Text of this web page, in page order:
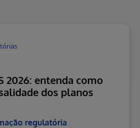
2026: entenda como
dos planos
regulatória